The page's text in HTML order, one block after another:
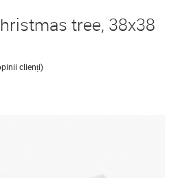
tree, 38x38
clienți)